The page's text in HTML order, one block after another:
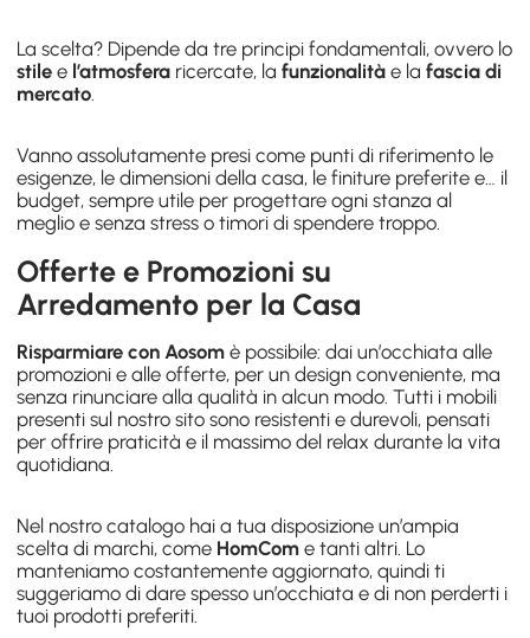
La scelta? Dipende da tre principi fondamentali, ovvero lo
stile e l’atmosfera ricercate, lafunzionalità e lafascia di
mercato
Vanno assolutamente presi come punti di riferimento le
esigenze, le dimensioni della casa, le finiture preferite e… il
budget, sempre utile per progettare ogni stanza al
meglio e senza stress o timori di spendere troppo.
Offerte e Promozioni su
Arredamento per la Casa
Risparmiare con Aosomè possibile: dai un’occhiata alle
promozioni e alle offerte, per un design conveniente, ma
senza rinunciare alla qualità in alcun modo. Tutti i mobili
presenti sul nostro sito sono resistenti e durevoli, pensati
per offrire praticità e il massimo del relax durante la vita
quotidiana.
Nel nostro catalogo hai a tua disposizione un’ampia
scelta di marchi, come HomCom e tanti altri. Lo
manteniamo costantemente aggiornato, quindi ti
suggeriamo di dare spesso un’occhiata e di non perderti i
tuoi prodotti preferiti.